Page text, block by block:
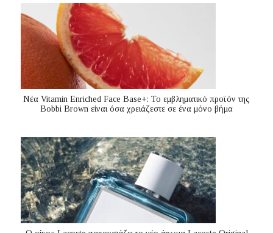
Nέα Vitamin Enriched Face Base+: Το εμβληματικό προϊόν της
Bobbi Brown είναι όσα χρειάζεστε σε ένα μόνο βήμα